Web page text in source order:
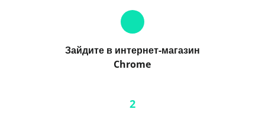
Зайдите в интернет-магазин
Chrome
2